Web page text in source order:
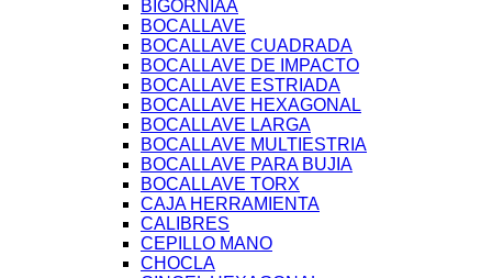
BIGORNIAA
BOCALLAVE
BOCALLAVE CUADRADA
BOCALLAVE DE IMPACTO
BOCALLAVE ESTRIADA
BOCALLAVE HEXAGONAL
BOCALLAVE LARGA
BOCALLAVE MULTIESTRIA
BOCALLAVE PARA BUJIA
BOCALLAVE TORX
CAJA HERRAMIENTA
CALIBRES
CEPILLO MANO
CHOCLA